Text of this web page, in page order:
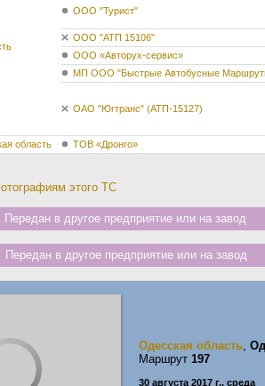
ООО "Турист"
ООО "АТП 15106"
ООО «Авторух-сервис»
МП ООО "Быстрые Автобусные
ОАО "Югтранс" (АТП-15127)
область ТОВ «Дронго»
этого ТС
в другое предприятие или на завод
в другое предприятие или на завод
Одесская область,
Маршрут 197
30 августа 2017 г., среда